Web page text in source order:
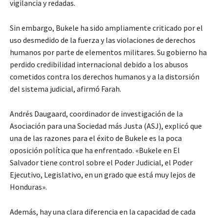
vigilancia y redadas.
Sin embargo, Bukele ha sido ampliamente criticado por el
uso desmedido de la fuerza y las violaciones de derechos
humanos por parte de elementos militares. Su gobierno ha
perdido credibilidad internacional debido a los abusos
cometidos contra los derechos humanos y a la distorsión
del sistema judicial, afirmó Farah.
Andrés Daugaard, coordinador de investigación de la
Asociación para una Sociedad más Justa (ASJ), explicó que
una de las razones para el éxito de Bukele es la poca
oposición política que ha enfrentado. «Bukele en El
Salvador tiene control sobre el Poder Judicial, el Poder
Ejecutivo, Legislativo, en un grado que está muy lejos de
Honduras».
Además, hay una clara diferencia en la capacidad de cada